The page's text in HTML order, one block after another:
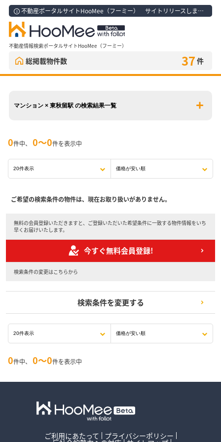
不動産ポータルサイトHooMee（フーミー） サイトリリースしました！
不動産情報検索ポータルサイトHooMee（フーミー）
総掲載物件数 37 件
マンション × 東秋留駅 の検索結果一覧
0件中、 0〜0件を表示中
ご希望の検索条件の物件は、現在お取り扱いがありません。
無料の会員登録いただきますと、ご登録いただいた希望条件に一致する物件情報をいち
早くお届けいたします。
今すぐ無料会員登録!
検索条件の変更はこちらから
検索条件を変更する
0件中、 0〜0件を表示中
ご利用にあたって プライバシーポリシー